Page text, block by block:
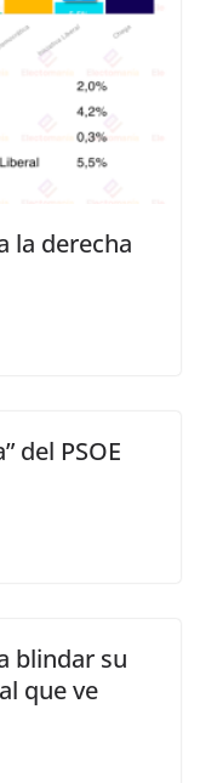
la derecha
del PSOE
blindar su
que ve